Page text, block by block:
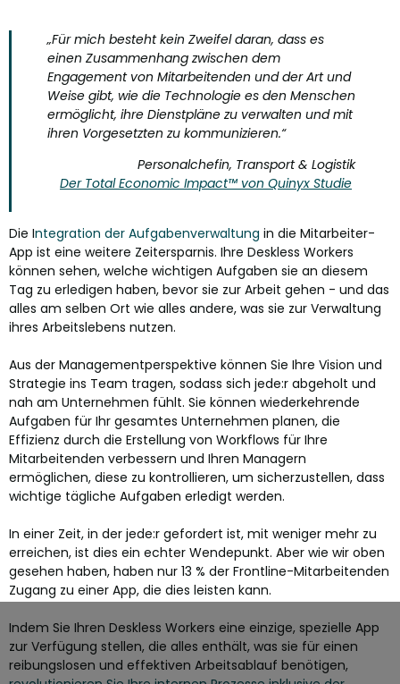
„Für mich besteht kein Zweifel daran, dass es
einen Zusammenhang zwischen dem
Engagement von Mitarbeitenden und der Art und
Weise gibt, wie die Technologie es den Menschen
ermöglicht, ihre Dienstpläne zu verwalten und mit
ihren Vorgesetzten zu kommunizieren.“
Personalchefin, Transport & Logistik
Der Total Economic Impact™ von Quinyx Studie
Die Integration der Aufgabenverwaltung in die Mitarbeiter-
App ist eine weitere Zeitersparnis. Ihre Deskless Workers
können sehen, welche wichtigen Aufgaben sie an diesem
Tag zu erledigen haben, bevor sie zur Arbeit gehen - und das
alles am selben Ort wie alles andere, was sie zur Verwaltung
ihres Arbeitslebens nutzen.
Aus der Managementperspektive können Sie Ihre Vision und
Strategie ins Team tragen, sodass sich jede:r abgeholt und
nah am Unternehmen fühlt. Sie können wiederkehrende
Aufgaben für Ihr gesamtes Unternehmen planen, die
Effizienz durch die Erstellung von Workflows für Ihre
Mitarbeitenden verbessern und Ihren Managern
ermöglichen, diese zu kontrollieren, um sicherzustellen, dass
wichtige tägliche Aufgaben erledigt werden.
In einer Zeit, in der jede:r gefordert ist, mit weniger mehr zu
erreichen, ist dies ein echter Wendepunkt. Aber wie wir oben
gesehen haben, haben nur 13 % der Frontline-Mitarbeitenden
Zugang zu einer App, die dies leisten kann.
Indem Sie Ihren Deskless Workers eine einzige, spezielle App
zur Verfügung stellen, die alles enthält, was sie für einen
reibungslosen und effektiven Arbeitsablauf benötigen,